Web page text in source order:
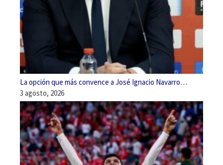
La opción que más convence a José Ignacio Navarro…
3 agosto, 2026